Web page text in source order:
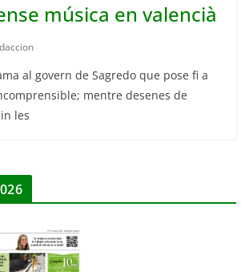
música en valencià
al govern de Sagredo que pose fi a
mentre desenes de
les